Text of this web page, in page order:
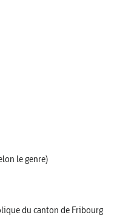
le genre)
du canton de Fribourg